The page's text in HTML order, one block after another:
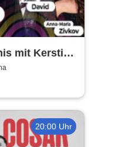
mit Kerstin
Ott,
Julian David
20:00 Uhr